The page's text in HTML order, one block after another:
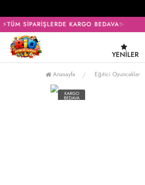
SİPARİŞLERDE KARGO BEDAVA✨
YENILER
Anasayfa Eğitici Oyuncaklar
KARGO
BEDAVA